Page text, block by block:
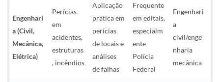
Engenhari
a (Civil,
Mecânica,
Elétrica)
Perícias
em
acidentes,
estruturas
, incêndios
Aplicação
prática em
perícias
de locais e
análises
de falhas
Frequente
em editais,
especialm
ente
Polícia
Federal
Engenhari
a
civil/enge
nharia
mecânica